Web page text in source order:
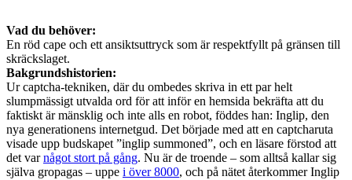
Vad du behöver:
En röd cape och ett ansiktsuttryck som är respektfyllt på gränsen till
skräckslaget.
Bakgrundshistorien:
Ur captcha-tekniken, där du ombedes skriva in ett par helt
slumpmässigt utvalda ord för att inför en hemsida bekräfta att du
faktiskt är mänsklig och inte alls en robot, föddes han: Inglip, den
nya generationens internetgud. Det började med att en captcharuta
visade upp budskapet ”inglip summoned”, och en läsare förstod att
det varnågot stort på gång. Nu är de troende – som alltså kallar sig
själva gropagas – uppe i över 8000, och på nätet återkommer Inglip